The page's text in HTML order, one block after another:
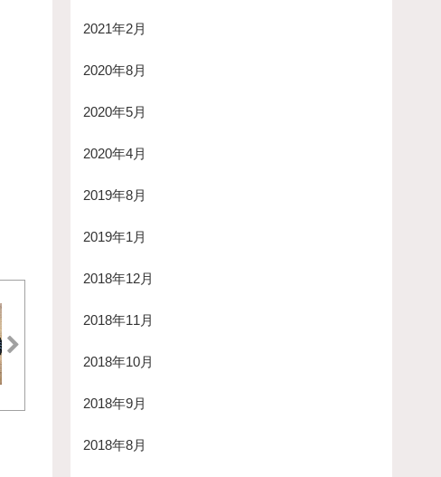
2021年2月
2020年8月
2020年5月
2020年4月
2019年8月
2019年1月
2018年12月
2018年11月
2018年10月
2018年9月
2018年8月